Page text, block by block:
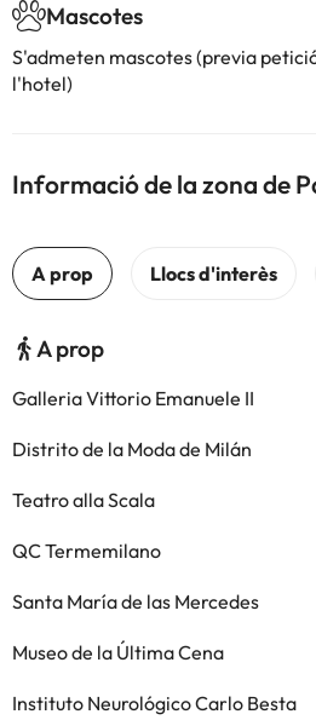
Mascotes
S'admeten mascotes (previa
l'hotel)
Informació de la zona de
A prop
Galleria Vittorio Emanuele II
Distrito de la Moda de Milán
Teatro alla Scala
QC Termemilano
Santa María de las Mercedes
Museo de la Última Cena
Instituto Neurológico Carlo Besta